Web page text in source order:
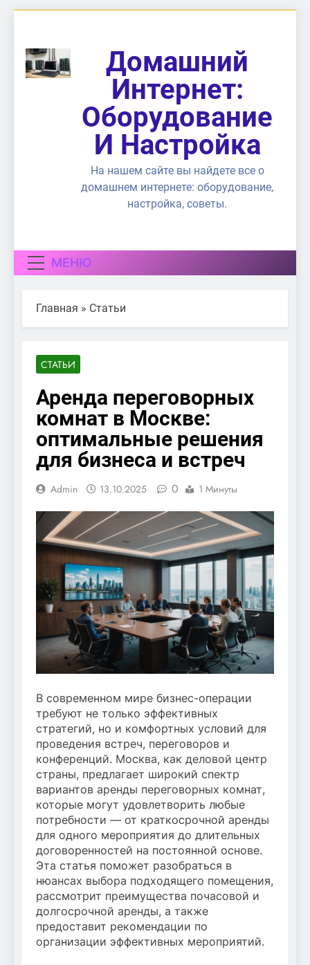
содержимому
Домашний
Интернет:
Оборудование
И Настройка
На нашем сайте вы найдете все о
домашнем интернете: оборудование,
настройка, советы.
МЕНЮ
Главная » Статьи
СТАТЬИ
Аренда переговорных
комнат в Москве:
оптимальные решения
для бизнеса и встреч
Admin 13.10.2025 0 1 Минуты
В современном мире бизнес-операции
требуют не только эффективных
стратегий, но и комфортных условий для
проведения встреч, переговоров и
конференций. Москва, как деловой центр
страны, предлагает широкий спектр
вариантов аренды переговорных комнат,
которые могут удовлетворить любые
потребности — от краткосрочной аренды
для одного мероприятия до длительных
договоренностей на постоянной основе.
Эта статья поможет разобраться в
нюансах выбора подходящего помещения,
рассмотрит преимущества почасовой и
долгосрочной аренды, а также
предоставит рекомендации по
организации эффективных мероприятий.